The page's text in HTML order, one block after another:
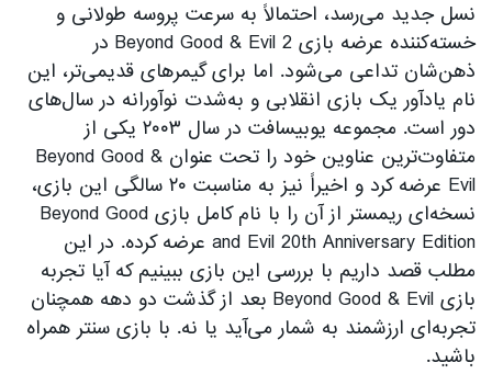
نسل جدید می‌رسد، احتمالاً به سرعت پروسه طولانی و
خسته‌کننده عرضه بازی Beyond Good & Evil 2 در
ذهن‌شان تداعی می‌شود. اما برای گیمرهای قدیمی‌تر، این
نام یادآور یک بازی انقلابی و به‌شدت نوآورانه در سال‌های
دور است. مجموعه یوبیسافت در سال ۲۰۰۳ یکی از
متفاوت‌ترین عناوین خود را تحت عنوان Beyond Good &
Evil عرضه کرد و اخیراً نیز به مناسبت ۲۰ سالگی این بازی،
نسخه‌ای ریمستر از آن را با نام کامل بازی Beyond Good
and Evil 20th Anniversary Edition عرضه کرده. در این
مطلب قصد داریم با بررسی این بازی ببینیم که آیا تجربه
بازی Beyond Good & Evil بعد از گذشت دو دهه همچنان
تجربه‌ای ارزشمند به شمار می‌آید یا نه. با بازی سنتر همراه
باشید.